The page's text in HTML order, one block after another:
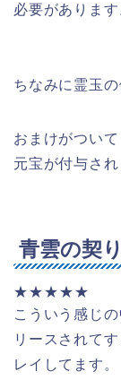
必要がありま
ちなみに霊玉
おまけがつい
元宝が付与され
青雲の契
★★★★★
こういう感じ
リースされて
レイしてます